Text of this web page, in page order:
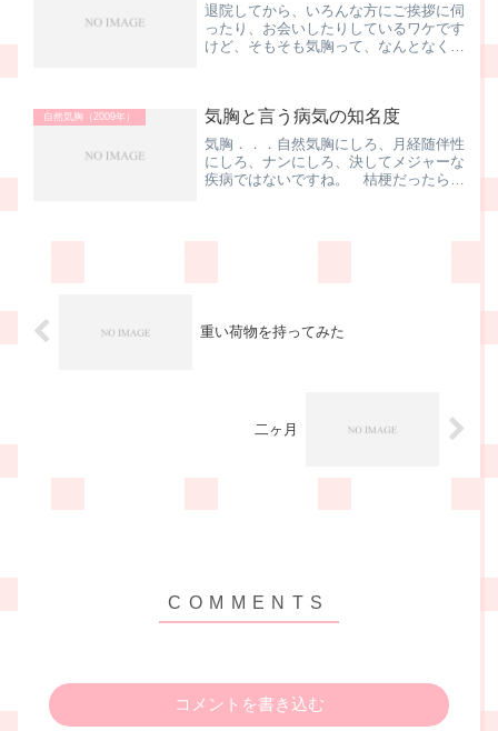
退院してから、いろんな方にご挨拶に伺
ったり、お会いしたりしているワケです
けど、そもそも気胸って、なんとなく名
A.1 ハイ、結構、息...
自然気胸（2009年） 気胸と言う病気の知名度
気胸．．．自然気胸にしろ、月経随伴性
にしろ、ナンにしろ、決してメジャーな
疾病ではないですね。 桔梗だったら可
重い荷物を持ってみた
二ヶ月
コメントを書き込む